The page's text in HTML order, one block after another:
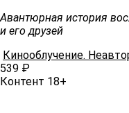
Авантюрная история
и его друзей
Кинооблучение.
539 ₽
Контент 18+